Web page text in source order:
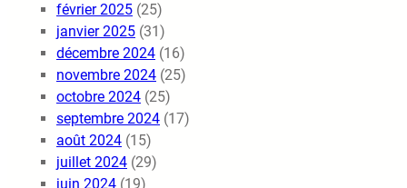
février 2025 (25)
janvier 2025 (31)
décembre 2024 (16)
novembre 2024 (25)
octobre 2024 (25)
septembre 2024 (17)
août 2024 (15)
juillet 2024 (29)
juin 2024 (19)